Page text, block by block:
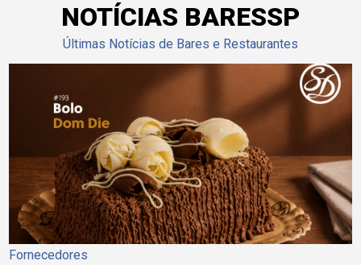
NOTÍCIAS BARESSP
Últimas Notícias de Bares e Restaurantes
Fornecedores